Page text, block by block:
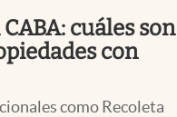
Uruguay
cuáles son
con
como Recoleta